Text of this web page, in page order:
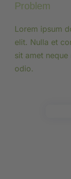
Problem
Lorem ipsum
elit. Nulla et
sit amet
odio.